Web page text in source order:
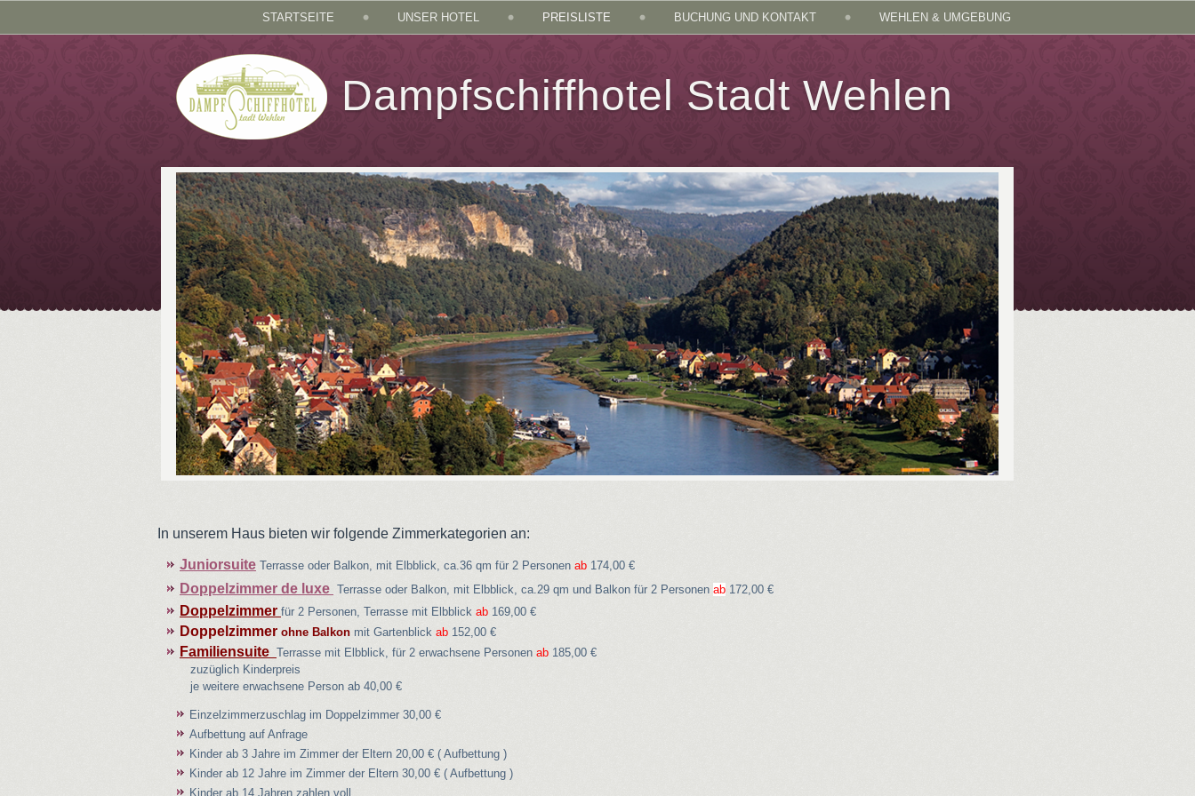
Dampfschiffhotel Stadt Wehlen
STARTSEITE UNSER HOTEL PREISLISTE BUCHUNG UND KONTAKT WEHLEN & UMGEBUNG
In unserem Haus bieten wir folgende Zimmerkategorien an:
Juniorsuite Terrasse oder Balkon, mit Elbblick, ca.36 qm für 2 Personen ab 174,00 €
Doppelzimmer de luxe Terrasse oder Balkon, mit Elbblick, ca.29 qm und Balkon für 2 Personen ab 172,00 €
Doppelzimmer für 2 Personen, Terrasse mit Elbblick ab 169,00 €
Doppelzimmer ohne Balkon mit Gartenblick ab 152,00 €
Familiensuite Terrasse mit Elbblick, für 2 erwachsene Personen ab 185,00 €
zuzüglich Kinderpreis
je weitere erwachsene Person ab 40,00 €
Einzelzimmerzuschlag im Doppelzimmer 30,00 €
Aufbettung auf Anfrage
Kinder ab 3 Jahre im Zimmer der Eltern 20,00 € ( Aufbettung )
Kinder ab 12 Jahre im Zimmer der Eltern 30,00 € ( Aufbettung )
Kinder ab 14 Jahren zahlen voll